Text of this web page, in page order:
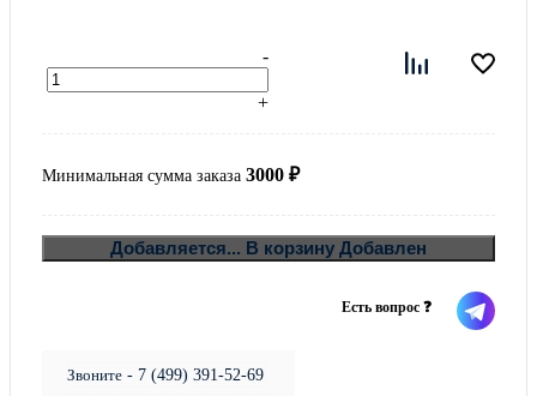
-
+
Минимальная сумма заказа 3000 ₽
Добавляется... В корзину Добавлен
Есть вопрос ❓
Звоните- 7 (499) 391-52-69